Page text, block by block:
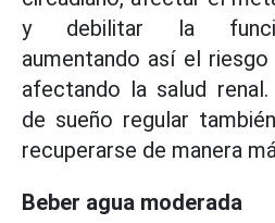
y debilitar la
aumentando así el
afectando la salud
de sueño regular
recuperarse de manera
Beber agua moderada